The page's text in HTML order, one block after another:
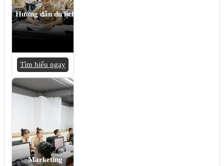
Hướng dẫn du lịch
Tìm hiểu ngay
Marketing